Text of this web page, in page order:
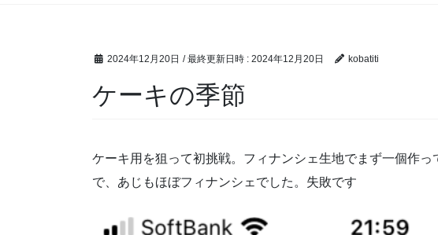
2024年12月20日 / 最終更新日時 : 2024年12月20日 kobatiti
ケーキの季節
ケーキ用を狙って初挑戦。フィナンシェ生地でまず一個作
で、あじもほぼフィナンシェでした。失敗です